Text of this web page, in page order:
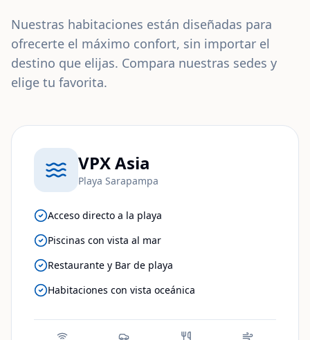
Nuestras habitaciones están diseñadas para
ofrecerte el máximo confort, sin importar el
destino que elijas. Compara nuestras sedes y
elige tu favorita.
VPX Asia
Playa Sarapampa
Acceso directo a la playa
Piscinas con vista al mar
Restaurante y Bar de playa
Habitaciones con vista oceánica